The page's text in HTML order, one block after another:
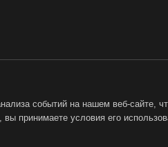
событий на нашем веб-сайте,
принимаете условия его